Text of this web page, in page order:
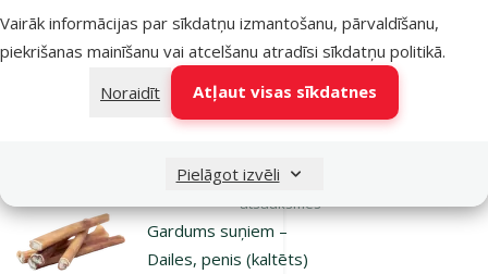
Vairāk informācijas par sīkdatņu izmantošanu, pārvaldīšanu,
piekrišanas mainīšanu vai atcelšanu atradīsi sīkdatņu politikā.
Noraidīt
Atļaut visas sīkdatnes
Pielāgot izvēli
Cena
2,49 €
Pievienot grozam
Gardums suņiem –
Dailes, penis (kaltēts)
Atsauksmes 100%, reitingu skaits: 1
1×
atsauksmes